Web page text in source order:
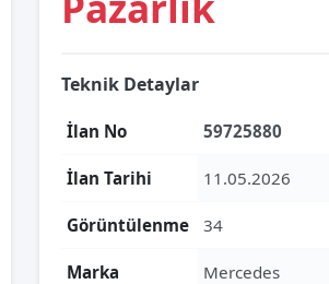
Teknik Detaylar
İlan No 59725880
İlan Tarihi 11.05.2026
Görüntülenme 34
Marka Mercedes